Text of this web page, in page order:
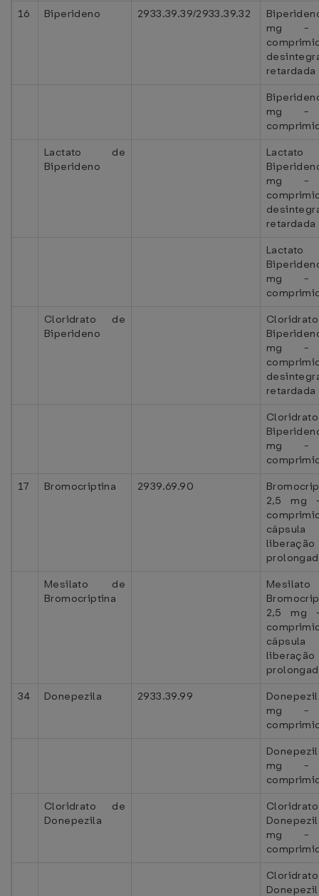
16
Biperideno 2933.39.39/2933.39.32
mg -
retardada
mg -
Lactato de
Biperideno
mg -
retardada
mg -
Cloridrato de
Biperideno
mg -
retardada
mg -
17
Bromocriptina 2939.69.90
2,5 mg
liberação
Mesilato de
Bromocriptina
2,5 mg
liberação
34
Donepezila 2933.39.99
mg -
mg -
Cloridrato de
Donepezila
mg -